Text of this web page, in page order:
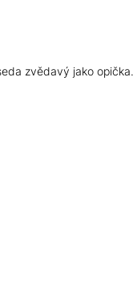
zvědavý jako opička.